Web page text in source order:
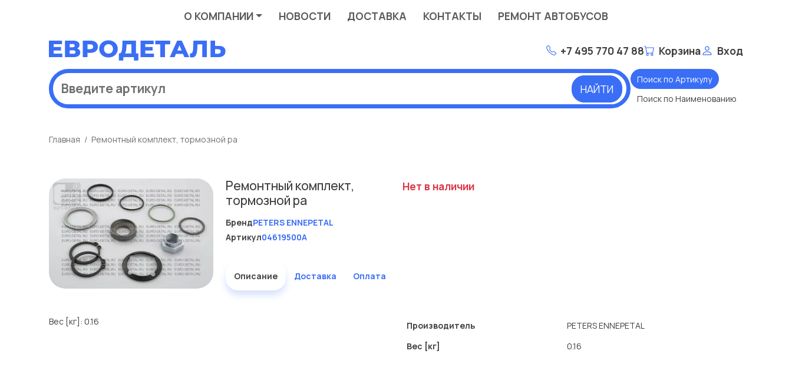
О КОМПАНИИ НОВОСТИ ДОСТАВКА КОНТАКТЫ РЕМОНТ АВТОБУСОВ
+7 495 770 47 88 Корзина Вход
НАЙТИ
Поиск по Артикулу
Поиск по Наименованию
Главная Ремонтный комплект, тормозной ра
Ремонтный комплект,
тормозной ра
БрендPETERS ENNEPETAL
Артикул04619500A
Нет в наличии
Описание Доставка Оплата
Вес [кг]: 0.16 Производитель
PETERS ENNEPETAL
Вес [кг]
0.16